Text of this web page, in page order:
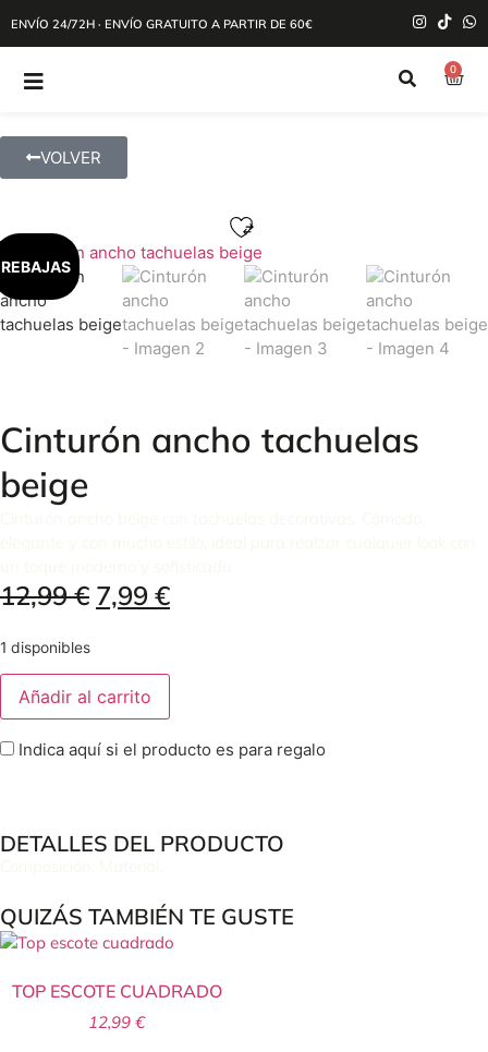
ENVÍO 24/72H · ENVÍO GRATUITO A PARTIR DE 60€
0
VOLVER
REBAJAS
Cinturón ancho tachuelas
beige
12,99€ 7,99 €
1 disponibles
Añadir al carrito
Indica aquí si el producto es para regalo
DETALLES DEL PRODUCTO
QUIZÁS TAMBIÉN TE GUSTE
TOP ESCOTE CUADRADO
12,99 €